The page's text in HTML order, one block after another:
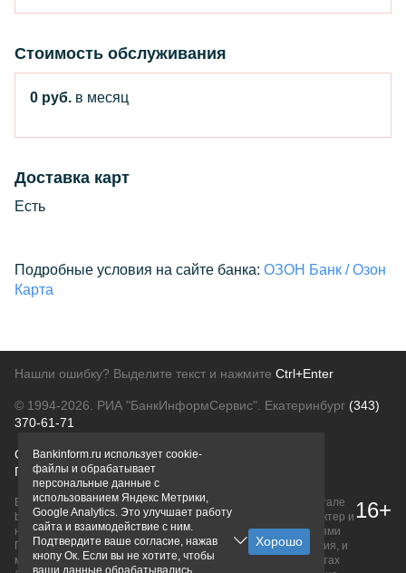
Стоимость обслуживания
0 руб. в месяц
Доставка карт
Есть
Подробные условия на сайте банка: ОЗОН Банк / Озон
Карта
Нашли ошибку? Выделите текст и нажмите Ctrl+Enter
© 1994-2026. РИА "БанкИнформСервис". Екатеринбург (343)
370-61-71
О проектеПолитика конфиденциальности
Правовая информацияДля рекламодателей
Вся информация о продуктах банков, размещенная на портале
bankinform.ru, носит исключительно ознакомительный характер и
не является публичной офертой, определяемой положениями
ГК РФ. Информация не содержит точного и полного описания, и
может быть изменена. Конечные условия уточняйте на сайтах
16+
Bankinform.ru использует cookie-
файлы и обрабатывает
персональные данные с
использованием Яндекс Метрики,
Google Analytics. Это улучшает работу
сайта и взаимодействие с ним.
Подтвердите ваше согласие, нажав
кнопу Ок. Если вы не хотите, чтобы
ваши данные обрабатывались,